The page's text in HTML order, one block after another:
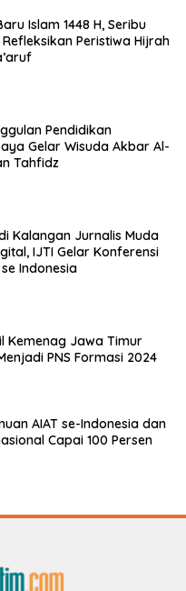
Islam 1448 H, Seribu
Refleksikan Peristiwa Hijrah
Pendidikan
Gelar Wisuda Akbar Al-
Tahfidz
Kalangan Jurnalis Muda
IJTI Gelar Konferensi
Indonesia
Kemenag Jawa Timur
PNS Formasi 2024
AIAT se-Indonesia dan
Capai 100 Persen